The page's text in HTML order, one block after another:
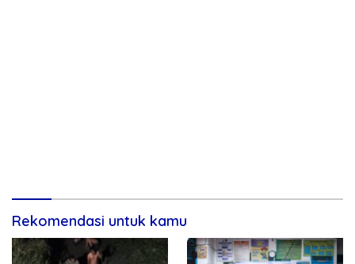
Rekomendasi untuk kamu